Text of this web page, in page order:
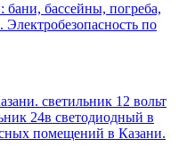
бассейны, погреба,
по
светильник 12 вольт
24в светодиодный в
помещений в Казани.